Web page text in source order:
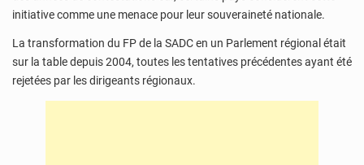
initiative comme une menace pour leur souveraineté nationale.
La transformation du FP de la SADC en un Parlement régional était
sur la table depuis 2004, toutes les tentatives précédentes ayant été
rejetées par les dirigeants régionaux.